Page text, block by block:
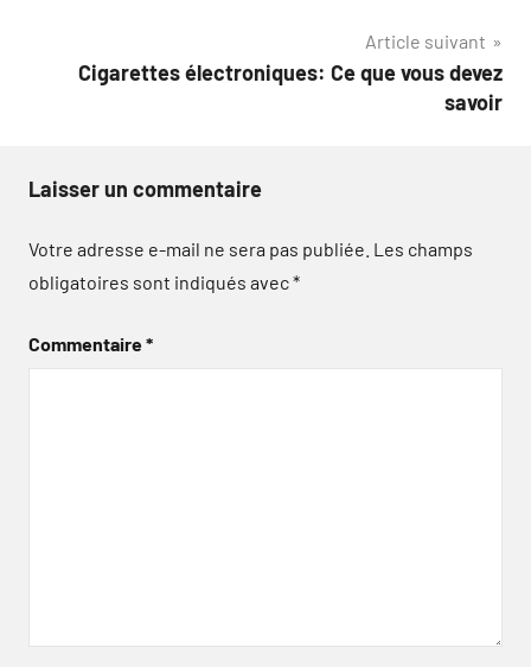
Article suivant
Cigarettes électroniques: Ce que vous devez
savoir
Laisser un commentaire
Votre adresse e-mail ne sera pas publiée. Les champs
obligatoires sont indiqués avec*
Commentaire*